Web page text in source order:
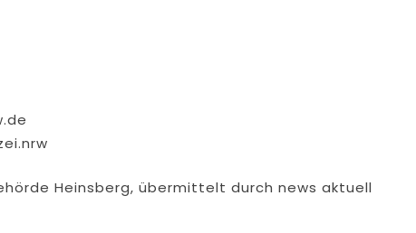
Heinsberg, übermittelt durch news aktuell